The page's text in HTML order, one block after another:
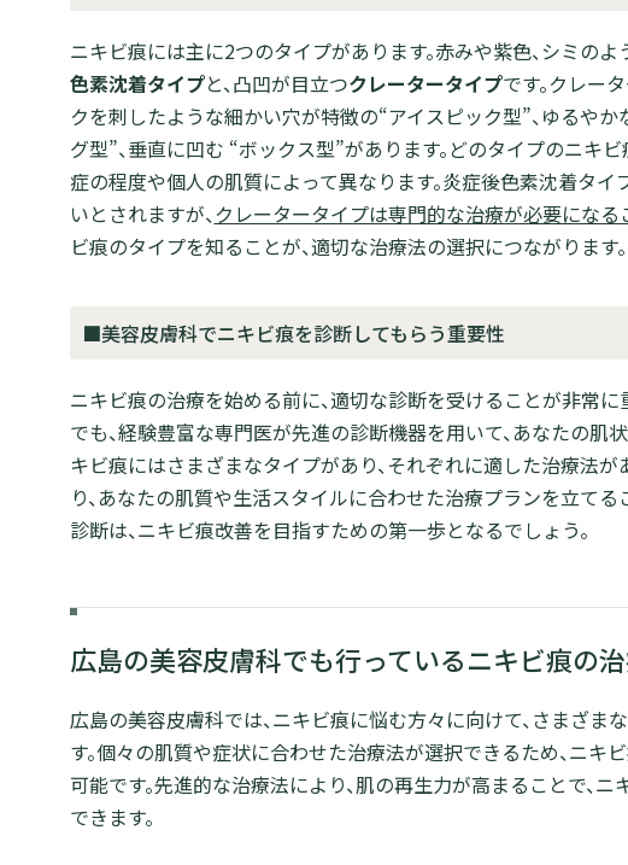
ニキビ痕には主に2つのタイプがあります。赤みや紫色、シミの
色素沈着タイプと、凸凹が目立つクレータータイプです。クレー
クを刺したような細かい穴が特徴の“アイスピック型”、ゆるや
グ型”、垂直に凹む “ボックス型”があります。どのタイプのニキ
症の程度や個人の肌質によって異なります。炎症後色素沈着タ
いとされますが、 クレータータイプは専門的な治療が必要になる
ビ痕のタイプを知ることが、適切な治療法の選択につながります。
■美容皮膚科でニキビ痕を診断してもらう重要性
ニキビ痕の治療を始める前に、適切な診断を受けることが非常に
でも、経験豊富な専門医が先進の診断機器を用いて、あなたの肌
キビ痕にはさまざまなタイプがあり、それぞれに適した治療法が
り、あなたの肌質や生活スタイルに合わせた治療プランを立てる
診断は、ニキビ痕改善を目指すための第一歩となるでしょう。
広島の美容皮膚科でも行っているニキビ痕の
広島の美容皮膚科では、ニキビ痕に悩む方々に向けて、さまざま
す。個々の肌質や症状に合わせた治療法が選択できるため、ニキ
可能です。先進的な治療法により、肌の再生力が高まることで、
できます。